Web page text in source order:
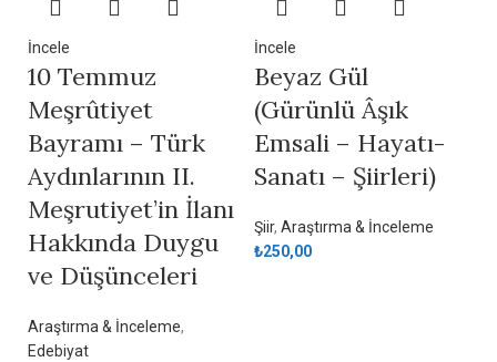
İncele
10 Temmuz
Meşrûtiyet
Bayramı – Türk
Aydınlarının II.
Meşrutiyet’in İlanı
Hakkında Duygu
ve Düşünceleri
Araştırma & İnceleme,
Edebiyat
İncele
Beyaz Gül
(Gürünlü Âşık
Emsali – Hayatı-
Sanatı – Şiirleri)
Şiir, Araştırma & İnceleme
₺250,00